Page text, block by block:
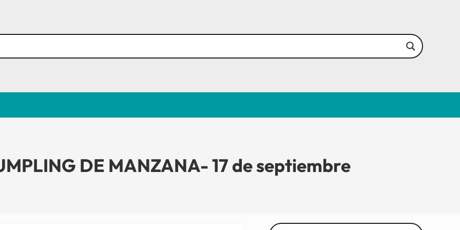
DE MANZANA- 17 de septiembre